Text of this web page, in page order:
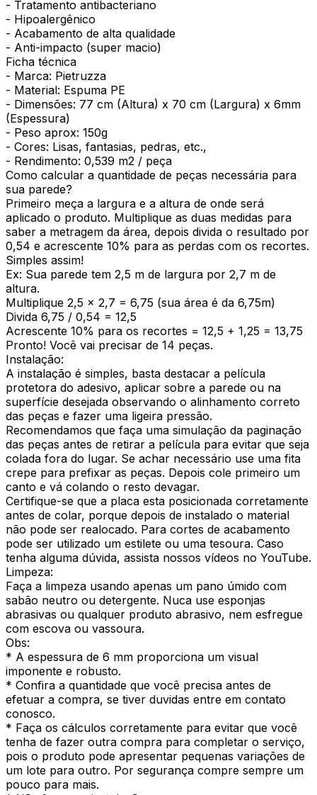
- Tratamento antibacteriano
- Hipoalergênico
- Acabamento de alta qualidade
- Anti-impacto (super macio)
Ficha técnica
- Marca: Pietruzza
- Material: Espuma PE
- Dimensões: 77 cm (Altura) x 70 cm (Largura) x 6mm
(Espessura)
- Peso aprox: 150g
- Cores: Lisas, fantasias, pedras, etc.,
- Rendimento: 0,539 m2 / peça
Como calcular a quantidade de peças necessária para
sua parede?
Primeiro meça a largura e a altura de onde será
aplicado o produto. Multiplique as duas medidas para
saber a metragem da área, depois divida o resultado por
0,54 e acrescente 10% para as perdas com os recortes.
Simples assim!
Ex: Sua parede tem 2,5 m de largura por 2,7 m de
altura.
Multiplique 2,5 x 2,7 = 6,75 (sua área é da 6,75m)
Divida 6,75 / 0,54 = 12,5
Acrescente 10% para os recortes = 12,5 + 1,25 = 13,75
Pronto! Você vai precisar de 14 peças.
Instalação:
A instalação é simples, basta destacar a película
protetora do adesivo, aplicar sobre a parede ou na
superfície desejada observando o alinhamento correto
das peças e fazer uma ligeira pressão.
Recomendamos que faça uma simulação da paginação
das peças antes de retirar a película para evitar que seja
colada fora do lugar. Se achar necessário use uma fita
crepe para prefixar as peças. Depois cole primeiro um
canto e vá colando o resto devagar.
Certifique-se que a placa esta posicionada corretamente
antes de colar, porque depois de instalado o material
não pode ser realocado. Para cortes de acabamento
pode ser utilizado um estilete ou uma tesoura. Caso
tenha alguma dúvida, assista nossos vídeos no YouTube.
Limpeza:
Faça a limpeza usando apenas um pano úmido com
sabão neutro ou detergente. Nuca use esponjas
abrasivas ou qualquer produto abrasivo, nem esfregue
com escova ou vassoura.
Obs:
* A espessura de 6 mm proporciona um visual
imponente e robusto.
* Confira a quantidade que você precisa antes de
efetuar a compra, se tiver duvidas entre em contato
conosco.
* Faça os cálculos corretamente para evitar que você
tenha de fazer outra compra para completar o serviço,
pois o produto pode apresentar pequenas variações de
um lote para outro. Por segurança compre sempre um
pouco para mais.